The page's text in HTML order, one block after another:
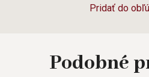
Pridať do
Podobné